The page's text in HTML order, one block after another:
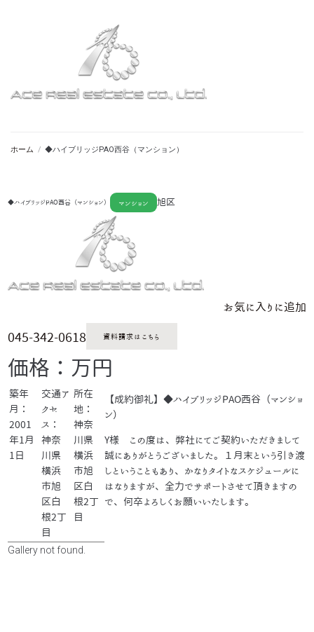
ホーム / ◆ハイブリッジPAO西谷（マンション）
◆ハイブリッジPAO西谷（マンション） マンション 旭区
お気に入りに追加
045-342-0618 資料請求はこちら
価格：万円
築年
月：
2001
年1月
1日
交通ア
クセ
ス：
神奈
川県
横浜
市旭
区白
根2丁
目
所在
地：
神奈
川県
横浜
市旭
区白
根2丁
目
【成約御礼】◆ハイブリッジPAO西谷（マンショ
ン）
Y様 この度は、弊社にてご契約いただきまして
誠にありがとうございました。１月末という引き渡
しということもあり、かなりタイトなスケジュールに
はなりますが、全力でサポートさせて頂きますの
で、何卒よろしくお願いいたします。
Gallery not found.